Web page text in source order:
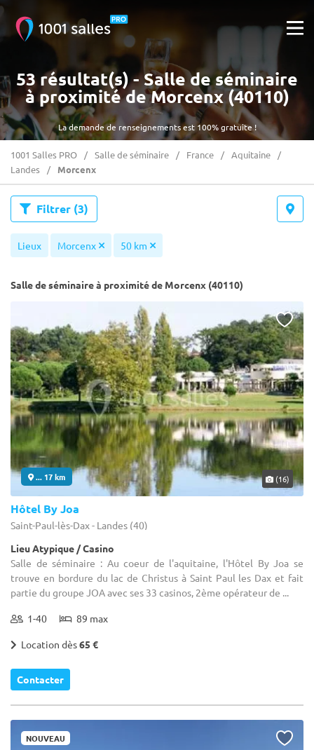
La demande de renseignements est 100% gratuite !
53 résultat(s) - Salle de séminaire
à proximité de Morcenx (40110)
1001 Salles PRO Salle de séminaire France
Aquitaine
Landes
Morcenx
Filtrer (3)
Lieux Morcenx 50 km
Salle de séminaire à proximité de Morcenx (40110)
... 17 km (16)
Hôtel By Joa
Saint-Paul-lès-Dax - Landes (40)
Lieu Atypique / Casino
Salle de séminaire : Au coeur de l'aquitaine, l'Hôtel By Joa se
trouve en bordure du lac de Christus à Saint Paul les Dax et fait
partie du groupe JOA avec ses 33 casinos, 2ème opérateur de ...
1-40 89 max
Location dès65 €
Contacter
NOUVEAU